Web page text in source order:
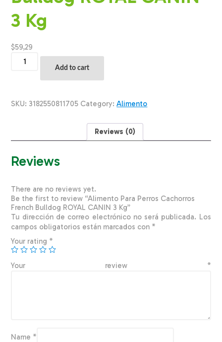
3 Kg
$59,29
Alimento
Para
Cachorros
Bulldog
Add to cart
SKU: 3182550811705 Category:Alimento
Reviews (0)
Reviews
There are no reviews yet.
Be the first to review “Alimento Para Perros Cachorros
French Bulldog ROYAL CANIN 3 Kg”
Tu dirección de correo electrónico no será publicada. Los
campos obligatorios están marcados con *
Your rating *
Your review *
Name *